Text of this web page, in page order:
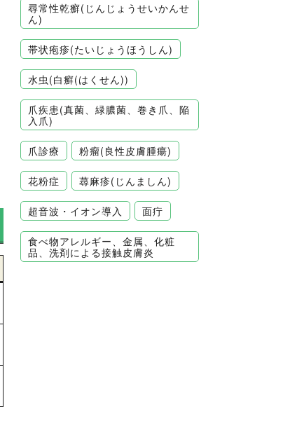
尋常性乾癬(じんじょうせいかんせ
ん)
帯状疱疹(たいじょうほうしん)
水虫(白癬(はくせん))
爪疾患(真菌、緑膿菌、巻き爪、陥
入爪)
爪診療 粉瘤(良性皮膚腫瘍)
花粉症 蕁麻疹(じんましん)
超音波・イオン導入 面疔
食べ物アレルギー、金属、化粧
品、洗剤による接触皮膚炎